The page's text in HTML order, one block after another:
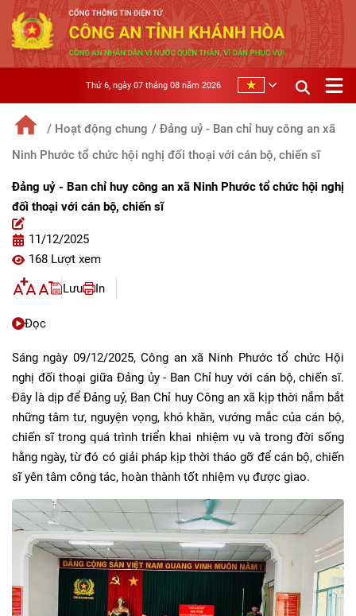
Thứ 6, ngày 07 tháng 08 năm 2026
/ Hoạt động chung / Đảng uỷ - Ban chỉ huy công an xã
Ninh Phước tổ chức hội nghị đối thoại với cán bộ, chiến sĩ
Đảng uỷ - Ban chỉ huy công an xã Ninh Phước tổ chức hội nghị
đối thoại với cán bộ, chiến sĩ
11/12/2025
168 Lượt xem
Lưu In
Đọc
Sáng ngày 09/12/2025, Công an xã Ninh Phước tổ chức Hội
nghị đối thoại giữa Đảng ủy - Ban Chỉ huy với cán bộ, chiến sĩ.
Đây là dịp để Đảng uỷ, Ban Chỉ huy Công an xã kịp thời nắm bắt
những tâm tư, nguyện vọng, khó khăn, vướng mắc của cán bộ,
chiến sĩ trong quá trình triển khai nhiệm vụ và trong đời sống
hằng ngày, từ đó có giải pháp kịp thời tháo gỡ để cán bộ, chiến
sĩ yên tâm công tác, hoàn thành tốt nhiệm vụ được giao.